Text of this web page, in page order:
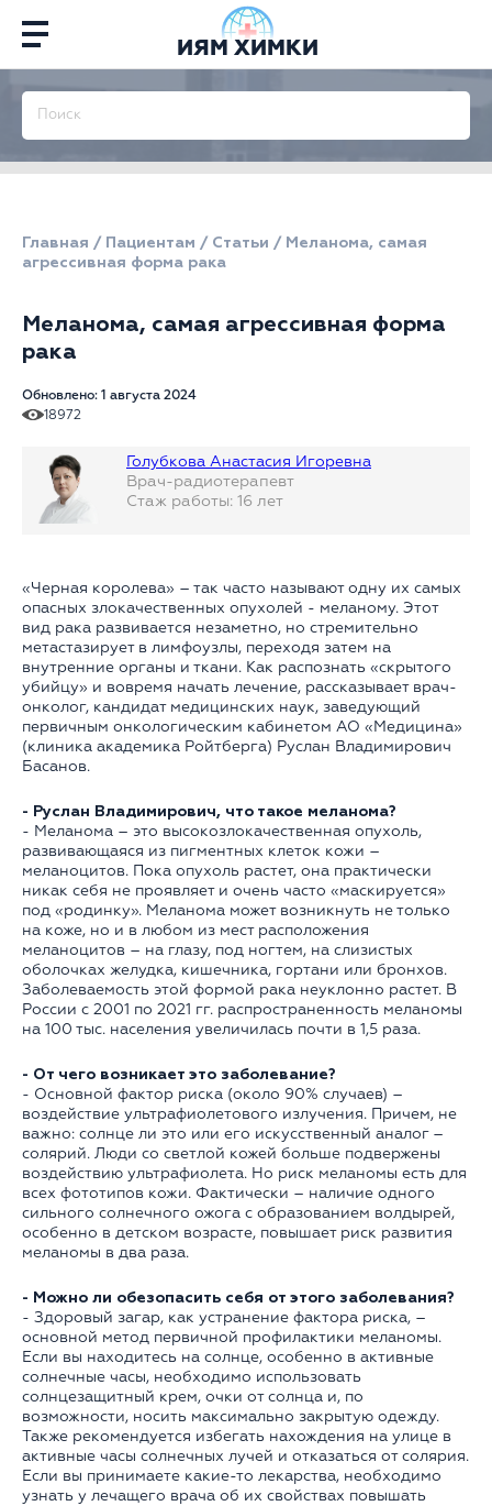
ИЯМ ХИМКИ
Главная / Пациентам / Статьи / Меланома, самая
агрессивная форма рака
Меланома, самая агрессивная форма
рака
Обновлено: 1 августа 2024
18972
Голубкова Анастасия Игоревна
Врач-радиотерапевт
Стаж работы: 16 лет
«Черная королева» – так часто называют одну их самых
опасных злокачественных опухолей - меланому. Этот
вид рака развивается незаметно, но стремительно
метастазирует в лимфоузлы, переходя затем на
внутренние органы и ткани. Как распознать «скрытого
убийцу» и вовремя начать лечение, рассказывает врач-
онколог, кандидат медицинских наук, заведующий
первичным онкологическим кабинетом АО «Медицина»
(клиника академика Ройтберга) Руслан Владимирович
Басанов.
- Руслан Владимирович, что такое меланома?
- Меланома – это высокозлокачественная опухоль,
развивающаяся из пигментных клеток кожи –
меланоцитов. Пока опухоль растет, она практически
никак себя не проявляет и очень часто «маскируется»
под «родинку». Меланома может возникнуть не только
на коже, но и в любом из мест расположения
меланоцитов – на глазу, под ногтем, на слизистых
оболочках желудка, кишечника, гортани или бронхов.
Заболеваемость этой формой рака неуклонно растет. В
России с 2001 по 2021 гг. распространенность меланомы
на 100 тыс. населения увеличилась почти в 1,5 раза.
- От чего возникает это заболевание?
- Основной фактор риска (около 90% случаев) –
воздействие ультрафиолетового излучения. Причем, не
важно: солнце ли это или его искусственный аналог –
солярий. Люди со светлой кожей больше подвержены
воздействию ультрафиолета. Но риск меланомы есть для
всех фототипов кожи. Фактически – наличие одного
сильного солнечного ожога с образованием волдырей,
особенно в детском возрасте, повышает риск развития
меланомы в два раза.
- Можно ли обезопасить себя от этого заболевания?
- Здоровый загар, как устранение фактора риска, –
основной метод первичной профилактики меланомы.
Если вы находитесь на солнце, особенно в активные
солнечные часы, необходимо использовать
солнцезащитный крем, очки от солнца и, по
возможности, носить максимально закрытую одежду.
Также рекомендуется избегать нахождения на улице в
активные часы солнечных лучей и отказаться от солярия.
Если вы принимаете какие-то лекарства, необходимо
узнать у лечащего врача об их свойствах повышать